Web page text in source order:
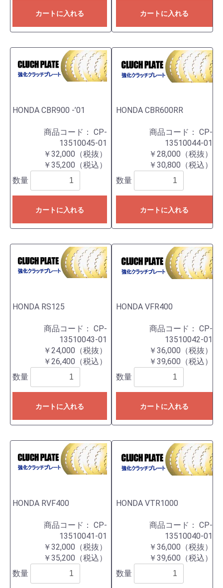
カートに入れる カートに入れる
HONDA CBR900 -’01
商品コード： CP-
13510045-01
￥32,000（税抜）
￥35,200（税込）
数量
カートに入れる
HONDA CBR600RR
商品コード： CP-
13510044-01
￥28,000（税抜）
￥30,800（税込）
数量
カートに入れる
HONDA RS125
商品コード： CP-
13510043-01
￥24,000（税抜）
￥26,400（税込）
数量
カートに入れる
HONDA VFR400
商品コード： CP-
13510042-01
￥36,000（税抜）
￥39,600（税込）
数量
カートに入れる
HONDA RVF400
商品コード： CP-
13510041-01
￥32,000（税抜）
￥35,200（税込）
数量
HONDA VTR1000
商品コード： CP-
13510040-01
￥36,000（税抜）
￥39,600（税込）
数量